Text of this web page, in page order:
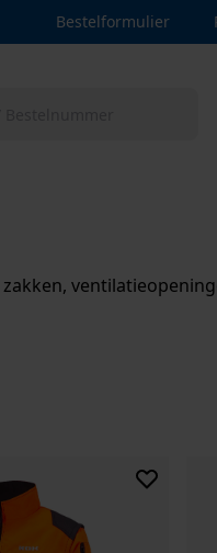
Bestelformulier